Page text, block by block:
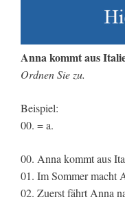
Anna kommt aus
Ordnen Sie zu.
Beispiel:
00. = a.
00. Anna kommt aus
01. Im Sommer macht
02. Zuerst fährt Anna